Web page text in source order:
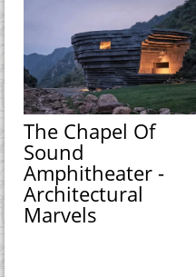
The Chapel Of
Sound
Amphitheater -
Architectural
Marvels